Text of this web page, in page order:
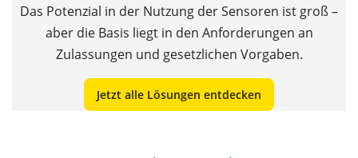
Das Potenzial in der Nutzung der Sensoren ist groß –
aber die Basis liegt in den Anforderungen an
Zulassungen und gesetzlichen Vorgaben.
Jetzt alle Lösungen entdecken